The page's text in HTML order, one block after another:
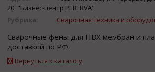
20, "Бизнес-центр PERERVA"
Рубрика:
Сварочная техника и
Сварочные фены для ПВХ мембран и
доставкой по РФ.
Вернуться к каталогу